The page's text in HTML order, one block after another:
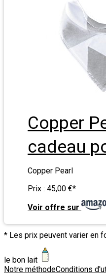
Copper
cadeau
Copper Pearl
Prix : 45,00 €*
Voir offre sur
* Les prix peuvent varier en
le bon lait
Notre méthodeConditions